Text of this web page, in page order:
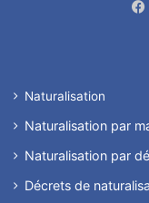
Naturalisation
Naturalisation par
Naturalisation par
Décrets de